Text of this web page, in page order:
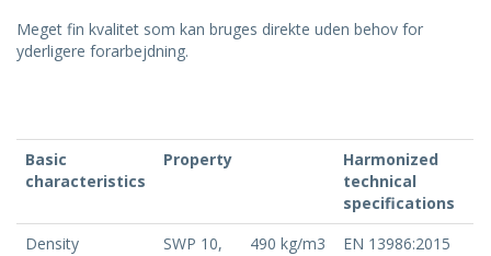
Meget fin kvalitet som kan bruges direkte uden behov for
yderligere forarbejdning.
Basic
characteristics
Property
Harmonized
technical
specifications
Density
SWP 10,
490 kg/m3
EN 13986:2015